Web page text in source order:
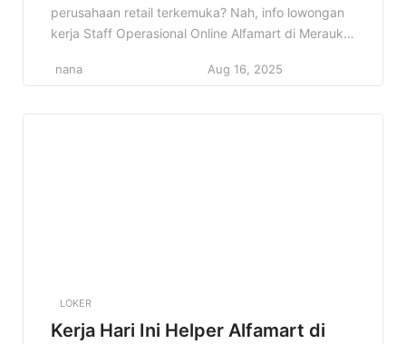
perusahaan retail terkemuka? Nah, info lowongan
kerja Staff Operasional Online Alfamart di Merauke
kupas tuntas semua detail tentang lowongan ini.
nana Aug 16, 2025
LOKER
Kerja Hari Ini Helper Alfamart di